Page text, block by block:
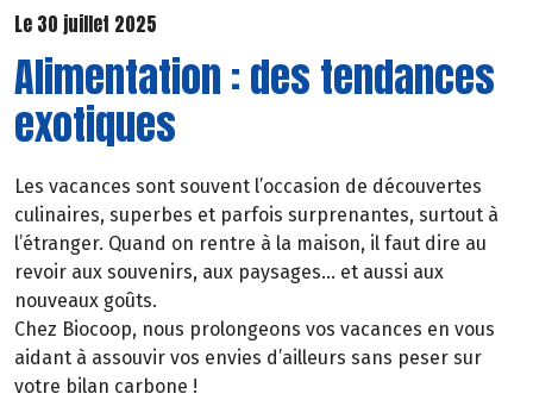
Le 30 juillet 2025
Alimentation : des tendances
exotiques
Les vacances sont souvent l’occasion de découvertes
culinaires, superbes et parfois surprenantes, surtout à
l’étranger. Quand on rentre à la maison, il faut dire au
revoir aux souvenirs, aux paysages… et aussi aux
nouveaux goûts.
Chez Biocoop, nous prolongeons vos vacances en vous
aidant à assouvir vos envies d’ailleurs sans peser sur
votre bilan carbone !